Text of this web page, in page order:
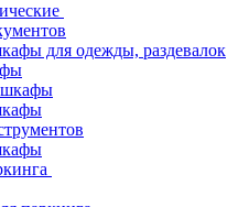
для одежды, раздевалок
шкафы